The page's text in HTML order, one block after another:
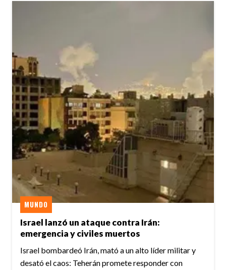
Israel lanzó un ataque contra Irán:
emergencia y civiles muertos
MUNDO
Israel bombardeó Irán, mató a un alto líder militar y
desató el caos: Teherán promete responder con